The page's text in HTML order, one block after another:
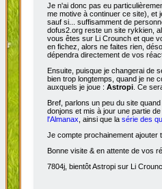
Je n'ai donc pas eu
me motive à continuer ce site), et
sauf si... suffisamment de
dofus2.org reste un site rykkien,
vous êtes sur Li Crounch et que
en fichez, alors ne faites rien,
dépendra directement de vos
Ensuite, puisque je changerai de
bien trop longtemps, quand je ne
auxquels je joue : Astropi . Ce
Bref, parlons un peu du site
donjons et mis à jour une partie
l'Almanax , ainsi que la série des
Je compte prochainement ajouter
Bonne visite & en attente de vos
7804j, bientôt Astropi sur Li